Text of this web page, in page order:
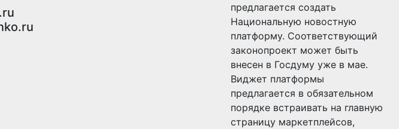
предлагается создать
Национальную новостную
платформу. Соответствующий
законопроект может быть
внесен в Госдуму уже в мае.
Виджет платформы
предлагается в обязательном
порядке встраивать на главную
страницу маркетплейсов,